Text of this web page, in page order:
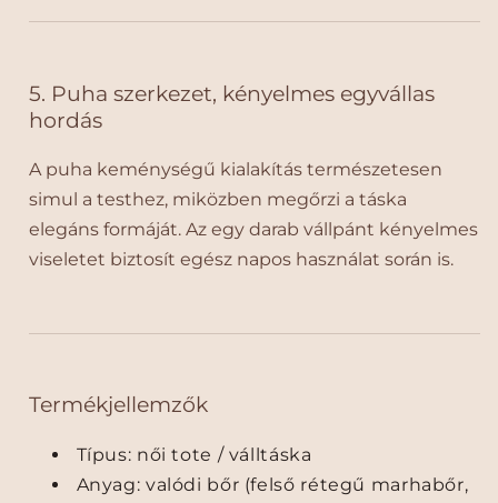
s
é
n
k
c
ö
k
n
s
s
é
k
n
ö
v
e
s
5. Puha szerkezet, kényelmes egyvállas
hordás
A puha keménységű kialakítás természetesen
simul a testhez, miközben megőrzi a táska
elegáns formáját. Az egy darab vállpánt kényelmes
viseletet biztosít egész napos használat során is.
Termékjellemzők
Típus: női tote / válltáska
Anyag: valódi bőr (felső rétegű marhabőr,